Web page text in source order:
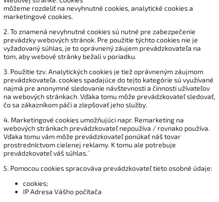
môžeme rozdeliť na nevyhnutné cookies, analytické cookies a
marketingové cookies.
2. To znamená nevyhnutné cookies sú nutné pre zabezpečenie
prevádzky webových stránok. Pre použitie týchto cookies nie je
vyžadovaný súhlas, je to oprávnený záujem prevádzkovateľa na
tom, aby webové stránky bežali v poriadku.
3. Použitie tzv. Analytických cookies je tiež oprávneným záujmom
prevádzkovateľa. cookies spadajúce do tejto kategórie sú využívané
najmä pre anonymné sledovanie návštevnosti a činnosti užívateľov
na webových stránkach. Vďaka tomu môže prevádzkovateľ sledovať,
čo sa zákazníkom páči a zlepšovať jeho služby.
4. Marketingové cookies umožňujúci napr. Remarketing na
webových stránkach prevádzkovateľ nepoužíva / rovnako používa.
Vďaka tomu vám môže prevádzkovateľ ponúkať náš tovar
prostredníctvom cielenej reklamy. K tomu ale potrebuje
prevádzkovateľ váš súhlas.¨
5. Pomocou cookies spracováva prevádzkovateľ tieto osobné údaje:
cookies;
IP Adresa Vášho počítača